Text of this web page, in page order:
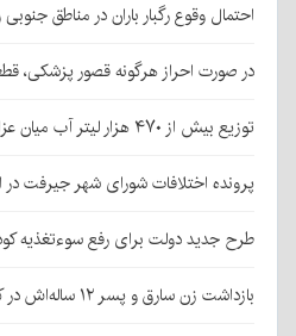
احتمال وقوع رگبار باران در مناطق
در صورت احراز هرگونه قصور پزشکی،
توزیع بیش از ۴۷۰ هزار لیتر آب میان عزاداران جامانده اربعین در کرمان
پرونده اختلافات شورای شهر جیرفت
طرح جدید دولت برای رفع سوءتغذیه
بازداشت زن سارق و پسر ۱۲ ساله‌اش در کرمان